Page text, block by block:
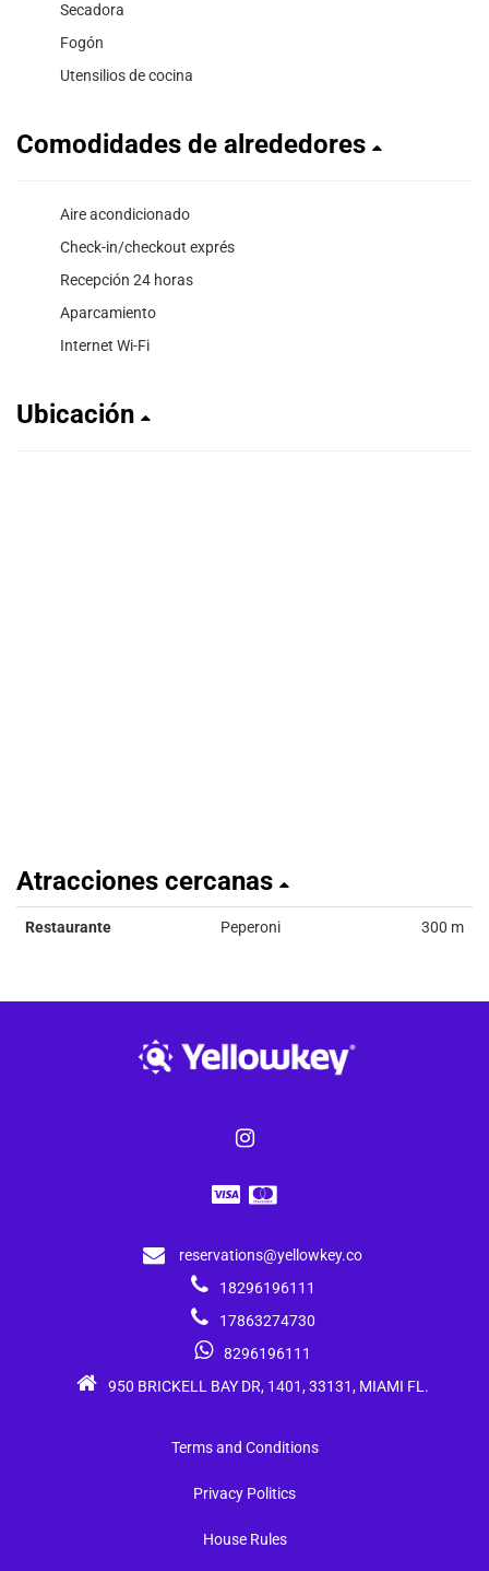
Secadora
Fogón
Utensilios de cocina
Comodidades de alrededores
Aire acondicionado
Check-in/checkout exprés
Recepción 24 horas
Aparcamiento
Internet Wi-Fi
Ubicación
Atracciones cercanas
Restaurante Peperoni 300 m
reservations@yellowkey.co
18296196111
17863274730
8296196111
950 BRICKELL BAY DR, 1401, 33131, MIAMI FL.
Terms and Conditions
Privacy Politics
House Rules